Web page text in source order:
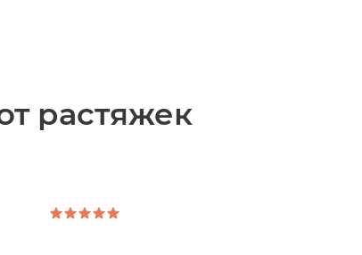
растяжек